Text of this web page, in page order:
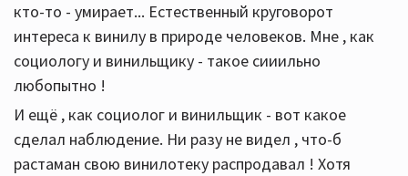
кто-то - умирает... Естественный круговорот
интереса к винилу в природе человеков. Мне , как
социологу и винильщику - такое сииильно
любопытно !
И ещё , как социолог и винильщик - вот какое
сделал наблюдение. Ни разу не видел , что-б
растаман свою винилотеку распродавал ! Хотя